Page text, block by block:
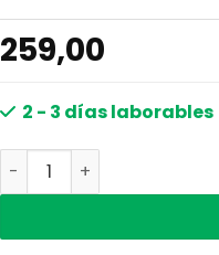
259,00
2 - 3 días laborables
Lámpara de pie